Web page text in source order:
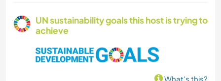
UN sustainability goals this host is trying to
achieve
What's this?